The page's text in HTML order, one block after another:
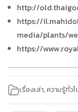
http://
https://
media/plants/
https://
เรื่องเล่า,ความรู้ทั่วไ